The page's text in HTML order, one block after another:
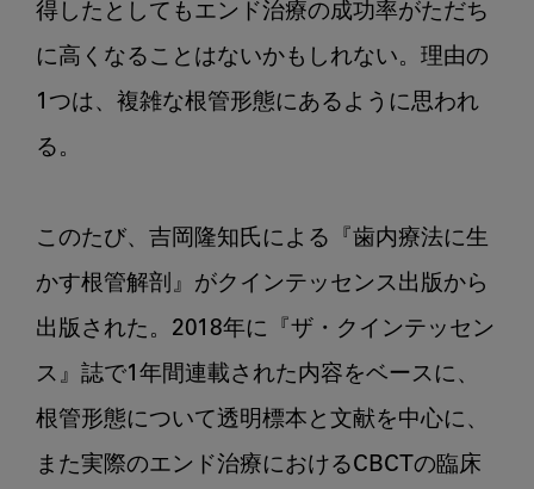
得したとしてもエンド治療の成功率がただち
に高くなることはないかもしれない。理由の
1つは、複雑な根管形態にあるように思われ
る。
このたび、吉岡隆知氏による『歯内療法に生
かす根管解剖』がクインテッセンス出版から
出版された。2018年に『ザ・クインテッセン
ス』誌で1年間連載された内容をベースに、
根管形態について透明標本と文献を中心に、
また実際のエンド治療におけるCBCTの臨床